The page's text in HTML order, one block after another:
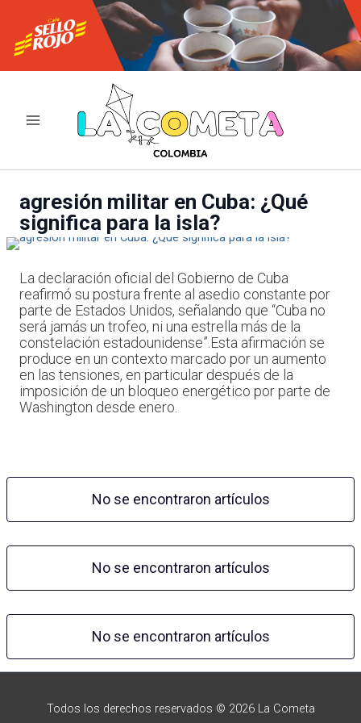
contenido
agresión militar en Cuba: ¿Qué
significa para la isla?
La declaración oficial del Gobierno de Cuba
reafirmó su postura frente al asedio constante por
parte de Estados Unidos, señalando que “Cuba no
será jamás un trofeo, ni una estrella más de la
constelación estadounidense”.Esta afirmación se
produce en un contexto marcado por un aumento
en las tensiones, en particular después de la
imposición de un bloqueo energético por parte de
Washington desde enero.
No se encontraron artículos
No se encontraron artículos
No se encontraron artículos
Todos los derechos reservados © 2026 La Cometa